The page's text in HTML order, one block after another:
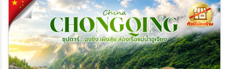
20 ส.ค. 69 - 23 ส.ค. 69
21 ส.ค. 69 - 24 ส.ค. 69
22 ส.ค. 69 - 25 ส.ค. 69
23 ส.ค. 69 - 26 ส.ค. 69
24 ส.ค. 69 - 27 ส.ค. 69
25 ส.ค. 69 - 28 ส.ค. 69
26 ส.ค. 69 - 29 ส.ค. 69
27 ส.ค. 69 - 30 ส.ค. 69
28 ส.ค. 69 - 31 ส.ค. 69
29 ส.ค. 69 - 01 ก.ย. 69
30 ส.ค. 69 - 02 ก.ย. 69
31 ส.ค. 69 - 03 ก.ย. 69